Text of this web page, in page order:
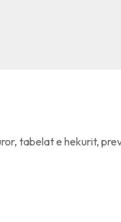
tabelat e hekurit,